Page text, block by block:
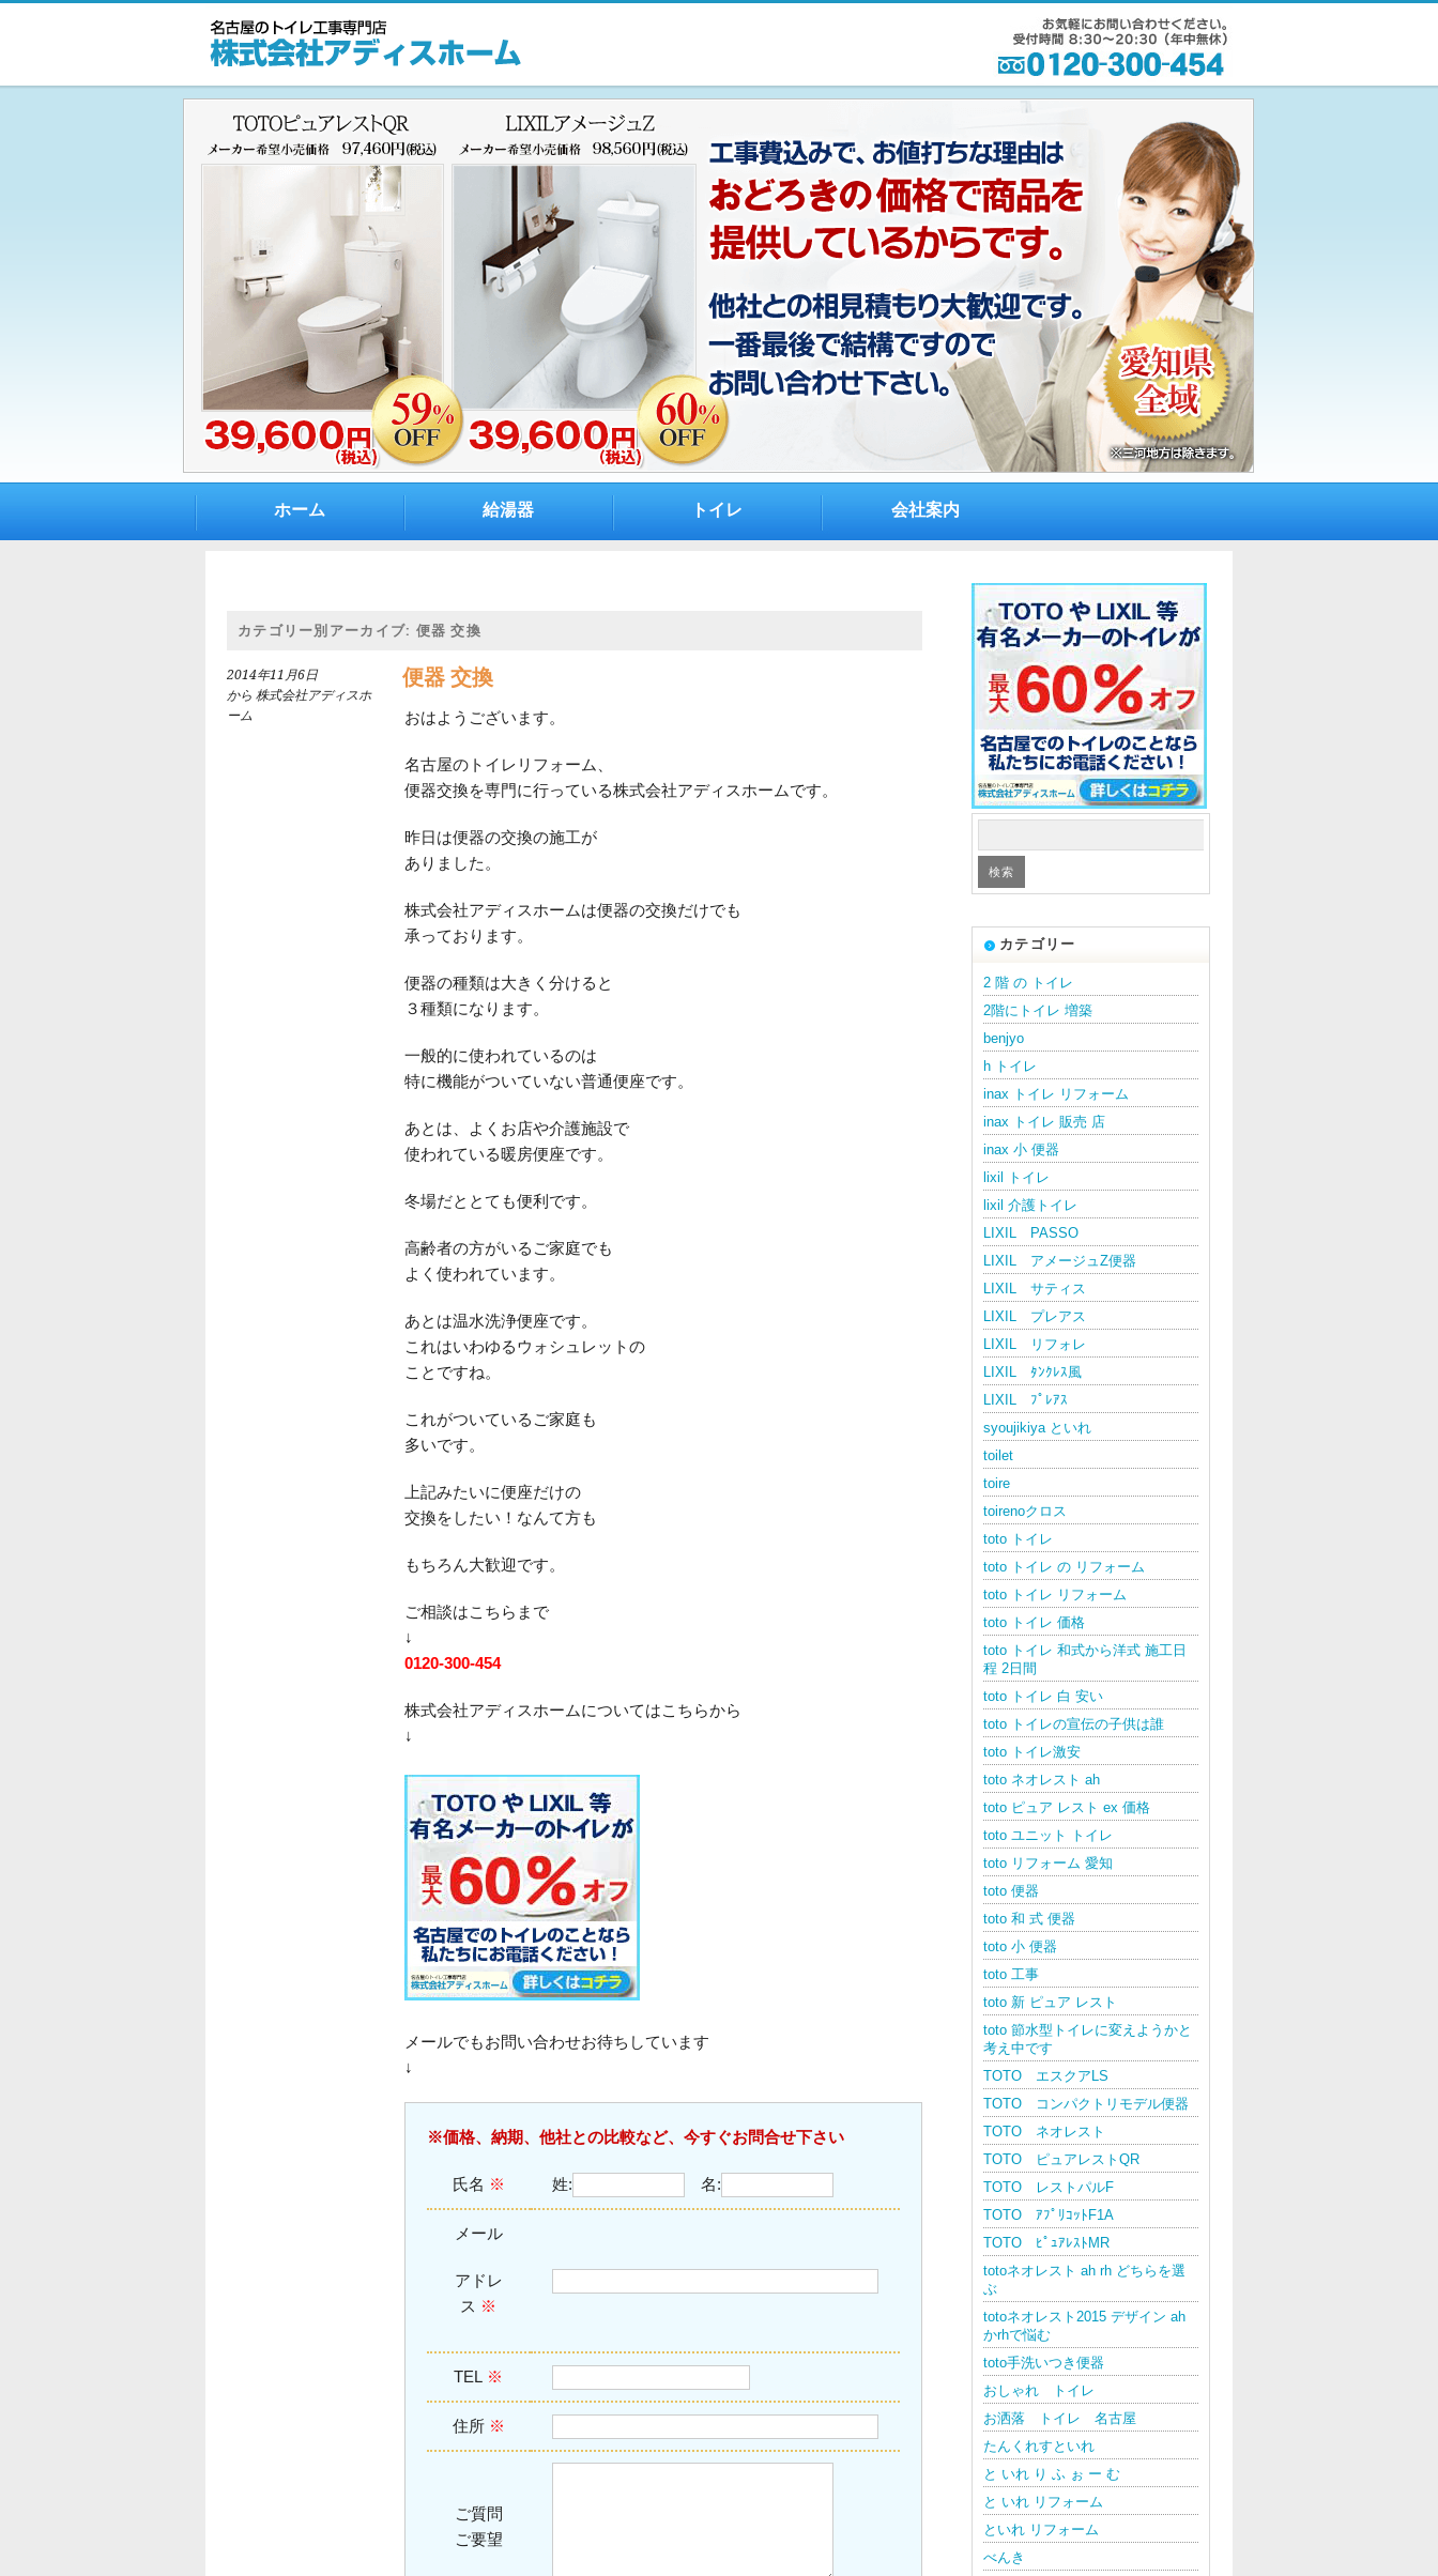
ホーム 給湯器 トイレ 会社案内
カテゴリー別アーカイブ: 便器 交換
2014年11月6日
から 株式会社アディスホ
ーム
便器 交換
おはようございます。
名古屋のトイレリフォーム、
便器交換を専門に行っている株式会社アディスホームです。
昨日は便器の交換の施工が
ありました。
株式会社アディスホームは便器の交換だけでも
承っております。
便器の種類は大きく分けると
３種類になります。
一般的に使われているのは
特に機能がついていない普通便座です。
あとは、よくお店や介護施設で
使われている暖房便座です。
冬場だととても便利です。
高齢者の方がいるご家庭でも
よく使われています。
あとは温水洗浄便座です。
これはいわゆるウォシュレットの
ことですね。
これがついているご家庭も
多いです。
上記みたいに便座だけの
交換をしたい！なんて方も
もちろん大歓迎です。
ご相談はこちらまで
↓
0120-300-454
株式会社アディスホームについてはこちらから
↓
メールでもお問い合わせお待ちしています
↓
※価格、納期、他社との比較など、今すぐお問合せ下さい
氏名 ※ 姓: 名:
メール
アドレ
ス ※
TEL ※
住所 ※
ご質問
ご要望
カテゴリー
2 階 の トイレ
2階にトイレ 増築
benjyo
h トイレ
inax トイレ リフォーム
inax トイレ 販売 店
inax 小 便器
lixil トイレ
lixil 介護トイレ
LIXIL PASSO
LIXIL アメージュZ便器
LIXIL サティス
LIXIL プレアス
LIXIL リフォレ
LIXIL ﾀﾝｸﾚｽ風
LIXIL ﾌﾟﾚｱｽ
syoujikiya といれ
toilet
toire
toirenoクロス
toto トイレ
toto トイレ の リフォーム
toto トイレ リフォーム
toto トイレ 価格
toto トイレ 和式から洋式 施工日
程 2日間
toto トイレ 白 安い
toto トイレの宣伝の子供は誰
toto トイレ激安
toto ネオレスト ah
toto ピュア レスト ex 価格
toto ユニット トイレ
toto リフォーム 愛知
toto 便器
toto 和 式 便器
toto 小 便器
toto 工事
toto 新 ピュア レスト
toto 節水型トイレに変えようかと
考え中です
TOTO エスクアLS
TOTO コンパクトリモデル便器
TOTO ネオレスト
TOTO ピュアレストQR
TOTO レストパルF
TOTO ｱﾌﾟﾘｺｯﾄF1A
TOTO ﾋﾟｭｱﾚｽﾄMR
totoネオレスト ah rh どちらを選
ぶ
totoネオレスト2015 デザイン ah
かrhで悩む
toto手洗いつき便器
おしゃれ トイレ
お洒落 トイレ 名古屋
たんくれすといれ
と いれ り ふ ぉ ー む
と いれ リフォーム
といれ リフォーム
べんき